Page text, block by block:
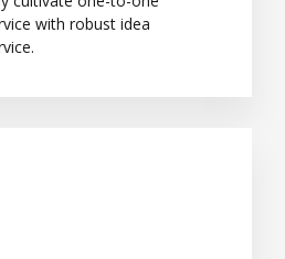
with robust idea